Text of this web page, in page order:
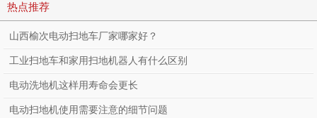
了环境
热点推荐
山西榆次电动扫地车厂家哪家好？
工业扫地车和家用扫地机器人有什么区别
电动洗地机这样用寿命会更长
电动扫地机使用需要注意的细节问题